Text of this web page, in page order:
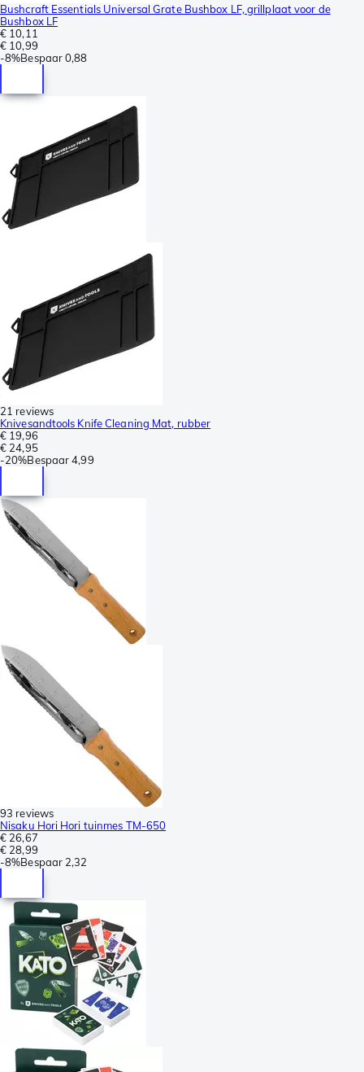
Bushcraft Essentials Universal Grate Bushbox LF, grillplaat voor de
Bushbox LF
€ 10,11
€ 10,99
-8%Bespaar0,88
21 reviews
Knivesandtools Knife Cleaning Mat, rubber
€ 19,96
€ 24,95
-20%Bespaar 4,99
93 reviews
Nisaku Hori Hori tuinmes TM-650
€ 26,67
€ 28,99
-8%Bespaar 2,32